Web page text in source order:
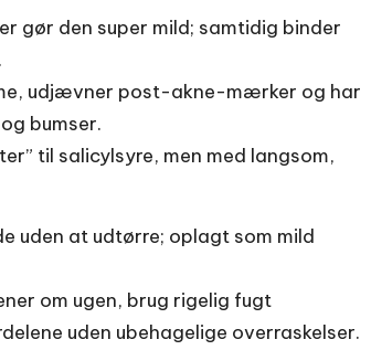
gør den super mild; samtidig binder
udjævner post-akne-mærker og har
bumser.
til salicylsyre, men med langsom,
uden at udtørre; oplagt som mild
om ugen, brug rigelig fugt
uden ubehagelige overraskelser.